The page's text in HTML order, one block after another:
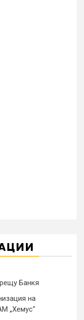
Банкя
на
„Хемус“